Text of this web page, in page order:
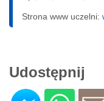
Strona www uczelni:
Udostępnij